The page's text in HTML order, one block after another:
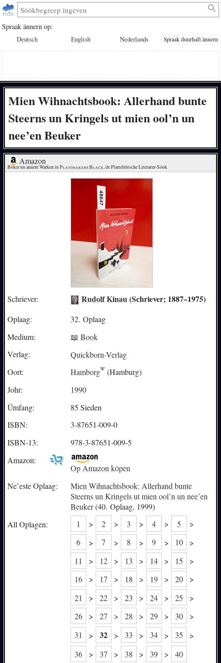
Spraak ännern op:
Deutsch English Nederlands Spraak duurhaft ännern
Mien Wihnachtsbook: Allerhand bunte
Steerns un Kringels ut mien ool’n un
nee’en Beuker
Amazon
Böker un annere Warken in Plattmakers Black, de Plattdüütsche Literatur-Söök
Schriever: Rudolf Kinau (Schriever; 1887–1975)
Oplaag:
32. Oplaag
Medium:
📖 Book
Verlag:
Quickborn-Verlag
Oort:
Hamborg
(Hamburg)
Johr:
1990
Ümfang:
85 Sieden
ISBN:
3-87651-009-0
ISBN-13:
978-3-87651-009-5
Amazon:
Op Amazon köpen
Ne’este Oplaag:
Mien Wihnachtsbook: Allerhand bunte
Steerns un Kringels ut mien ool’n un nee’en
Beuker(40. Oplaag, 1999)
All Oplagen:
1 > 2 > 3 > 4 > 5
>
6
> 7 > 8 > 9 > 10
>
11
> 12 > 13 > 14 > 15
>
16
> 17 > 18 > 19 > 20
>
21
> 22 > 23 > 24 > 25
>
26
> 27 > 28 > 29 > 30
>
31
> 32 > 33 > 34 > 35
>
36
> 37 > 38 > 39 > 40